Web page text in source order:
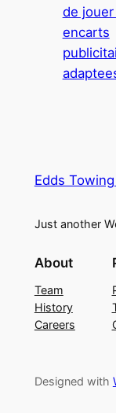
de
encarts
Edds Towing
Just another
About
Team
History
Careers
Designed with